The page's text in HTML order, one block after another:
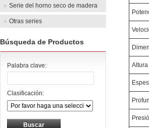
Serie del horno seco de madera
Otras series
Búsqueda de Productos
Palabra clave:
Clasificación: